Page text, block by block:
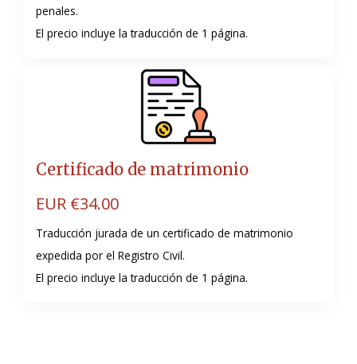
penales.
El precio incluye la traducción de 1 página.
Certificado de matrimonio
EUR €34.00
Traducción jurada de un certificado de matrimonio
expedida por el Registro Civil.
El precio incluye la traducción de 1 página.